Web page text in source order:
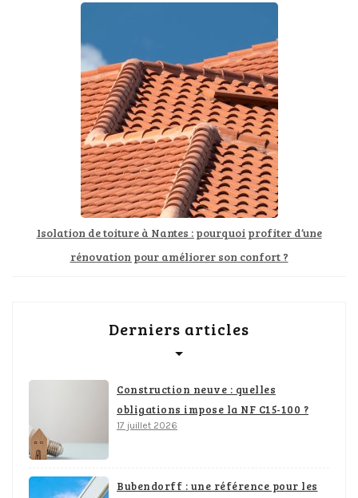
Isolation de toiture à Nantes : pourquoi profiter d’une
rénovation pour améliorer son confort ?
Derniers articles
Construction neuve : quelles
obligations impose la NF C15-100 ?
17 juillet 2026
Bubendorff : une référence pour les